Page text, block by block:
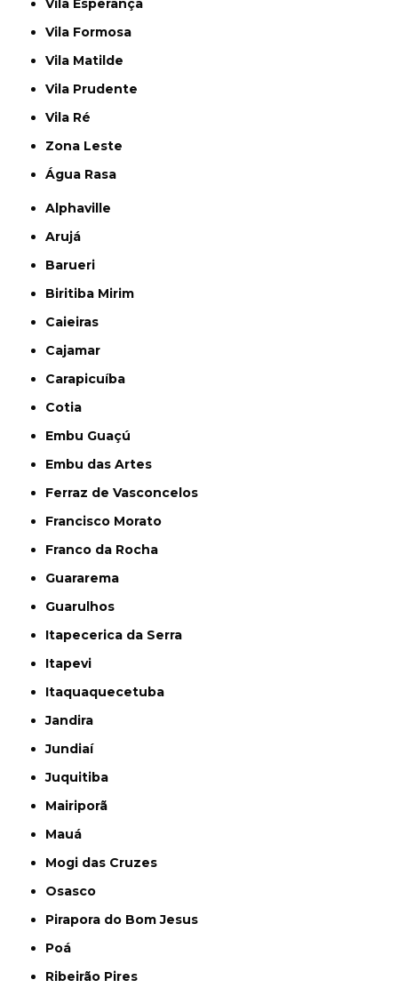
Vila Esperança
Vila Formosa
Vila Matilde
Vila Prudente
Vila Ré
Zona Leste
Água Rasa
Alphaville
Arujá
Barueri
Biritiba Mirim
Caieiras
Cajamar
Carapicuíba
Cotia
Embu Guaçú
Embu das Artes
Ferraz de Vasconcelos
Francisco Morato
Franco da Rocha
Guararema
Guarulhos
Itapecerica da Serra
Itapevi
Itaquaquecetuba
Jandira
Jundiaí
Juquitiba
Mairiporã
Mauá
Mogi das Cruzes
Osasco
Pirapora do Bom Jesus
Poá
Ribeirão Pires